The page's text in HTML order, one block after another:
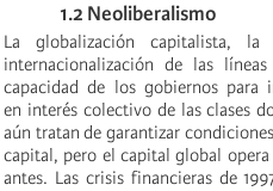
1.2 Neoliberalismo
La globalización capitalista,
internacionalización de las
capacidad de los gobiernos para
en interés colectivo de las clases
aún tratan de garantizar
capital, pero el capital global
antes. Las crisis financieras de